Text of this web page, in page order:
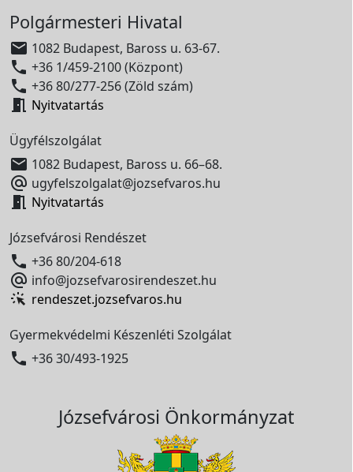
Polgármesteri Hivatal
 1082 Budapest, Baross u. 63-67.
 +36 1/459-2100 (Központ)
 +36 80/277-256 (Zöld szám)
 Nyitvatartás
Ügyfélszolgálat
 1082 Budapest, Baross u. 66–68.
 ugyfelszolgalat@jozsefvaros.hu
 Nyitvatartás
Józsefvárosi Rendészet
 +36 80/204-618
 info@jozsefvarosirendeszet.hu
rendeszet.jozsefvaros.hu
Gyermekvédelmi Készenléti Szolgálat
 +36 30/493-1925
Józsefvárosi Önkormányzat